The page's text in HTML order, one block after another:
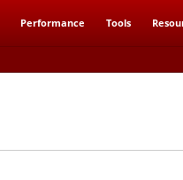
Performance Tools